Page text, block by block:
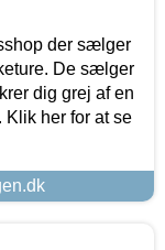
der sælger
De sælger
dig grej af en
Klik her for at se